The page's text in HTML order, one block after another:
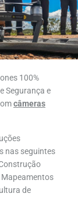
100%
Segurança e
câmeras
nas seguintes
Mapeamentos
de